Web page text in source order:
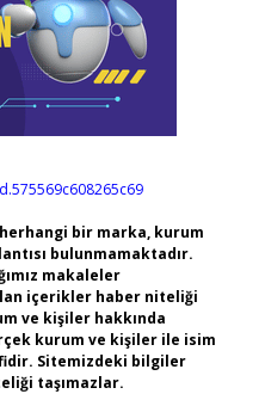
bir marka, kurum
bulunmamaktadır.
makaleler
içerikler haber niteliği
ve kişiler hakkında
kurum ve kişiler ile isim
Sitemizdeki bilgiler
taşımazlar.